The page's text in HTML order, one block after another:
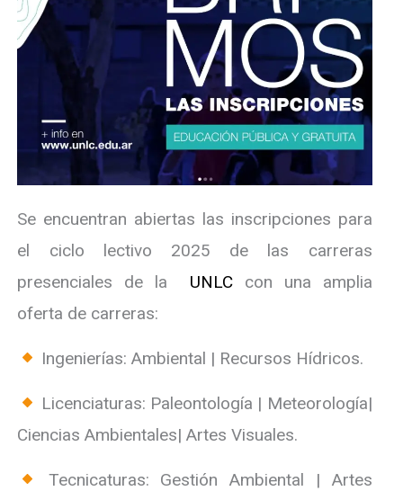
Se encuentran abiertas las inscripciones para
el ciclo lectivo 2025 de las carreras
presenciales de la
UNLC con una amplia
oferta de carreras:
Ingenierías: Ambiental | Recursos Hídricos.
Licenciaturas: Paleontología | Meteorología|
Ciencias Ambientales| Artes Visuales.
Tecnicaturas: Gestión Ambiental | Artes